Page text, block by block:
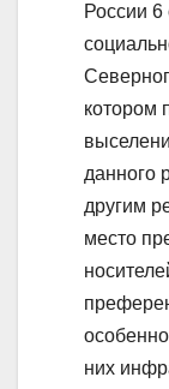
России 6
котором
данного
другим
место
них